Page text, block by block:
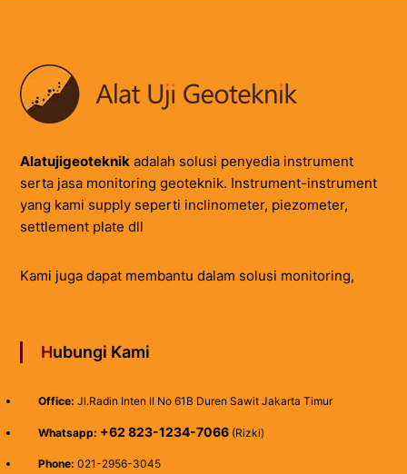
Alatujigeoteknikadalah solusi penyedia instrument
serta jasa monitoring geoteknik. Instrument-instrument
yang kami supply seperti inclinometer, piezometer,
settlement plate dll
Kami juga dapat membantu dalam solusi monitoring,
Hubungi Kami
Office: Jl.Radin Inten II No 61B Duren Sawit Jakarta Timur
Whatsapp: +62 823-1234-7066(Rizki)
Phone: 021-2956-3045